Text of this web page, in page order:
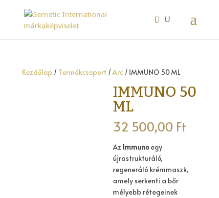
Kezdőlap / Termékcsoport /Arc/ IMMUNO 50 ML
IMMUNO 50
ML
32 500,00 Ft
Az Immuno egy
újrastrukturáló,
regeneráló krémmaszk,
amely serkenti a bőr
mélyebb rétegeinek